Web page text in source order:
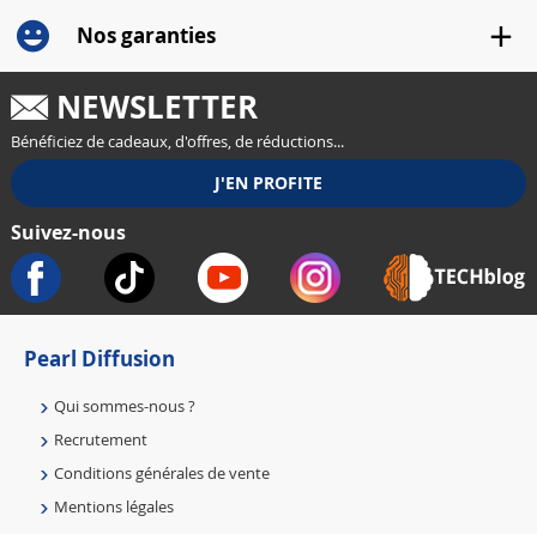
Nos garanties
NEWSLETTER
Bénéficiez de cadeaux, d'offres, de réductions...
Suivez-nous
Pearl Diffusion
Qui sommes-nous ?
Recrutement
Conditions générales de vente
Mentions légales